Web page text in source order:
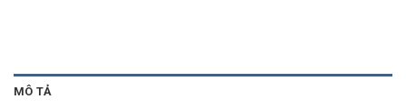
MÔ TẢ